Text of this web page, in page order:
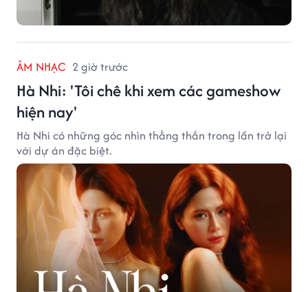
ÂM NHẠC 2 giờ trước
Hà Nhi: 'Tôi chê khi xem các gameshow
hiện nay'
Hà Nhi có những góc nhìn thẳng thắn trong lần trở lại
với dự án đặc biệt.